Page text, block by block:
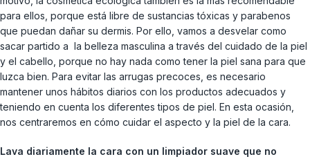
para ellos, porque está libre de sustancias tóxicas y parabenos
que puedan dañar su dermis. Por ello, vamos a desvelar como
sacar partido a la belleza masculina a través del cuidado de la piel
y el cabello, porque no hay nada como tener la piel sana para que
luzca bien. Para evitar las arrugas precoces, es necesario
mantener unos hábitos diarios con los productos adecuados y
teniendo en cuenta los diferentes tipos de piel. En esta ocasión,
nos centraremos en cómo cuidar el aspecto y la piel de la cara.
Lava diariamente la cara con un limpiador suave que no